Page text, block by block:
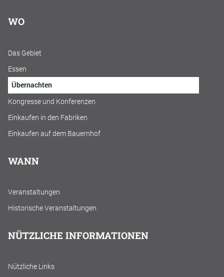
WO
Das Gebiet
Essen
Übernachten
Kongresse und Konferenzen
Einkaufen in den Fabriken
Einkaufen auf dem Bauernhof
WANN
Veranstaltungen
Historische Veranstaltungen
NÜTZLICHE INFORMATIONEN
Nützliche Links